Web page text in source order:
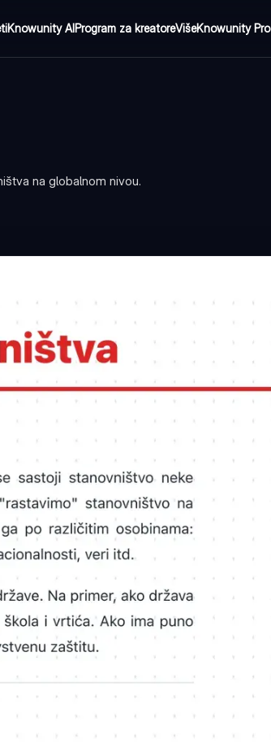
Knowunity AIProgram za kreatoreVišeKnowunity Pro
na globalnom nivou.